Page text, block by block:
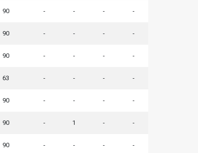
90 - - - -
90 - - - -
90 - - - -
63 - - - -
90 - - - -
90 - 1 - -
90 - - - -